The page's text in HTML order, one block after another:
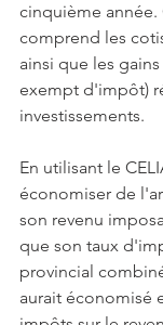
cinquième année.
comprend les
ainsi que les
exempt d'impôt)
investissements.
En utilisant le
économiser de
son revenu
que son taux
provincial
aurait économisé